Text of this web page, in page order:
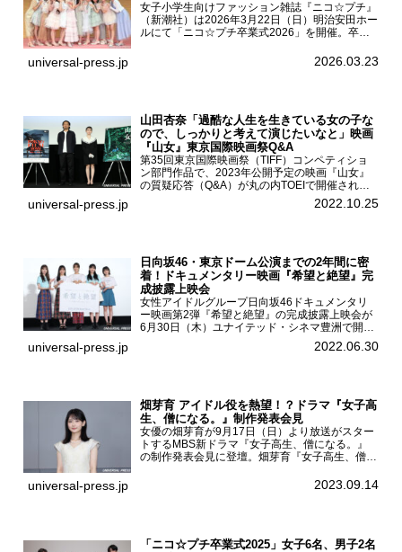
女子小学生向けファッション雑誌『ニコ☆プチ』
（新潮社）は2026年3月22日（日）明治安田ホー
ルにて「ニコ☆プチ卒業式2026」を開催。卒業
ん、末永ひなた、高梨琴乃、土井ありさ、藤田蒼
universal-press.jp 2026.03.23
山田杏奈「過酷な人生を生きている女の子な
ので、しっかりと考えて演じたいなと」映画
『山女』東京国際映画祭Q&A
第35回東京国際映画祭（TIFF）コンペティショ
ン部門作品で、2023年公開予定の映画『山女』
の質疑応答（Q&A）が丸の内TOEIで開催され、
主演を務めた女優の山田杏奈、監督の福永壮志が
登壇。本作について語った。映画『山女』第35
universal-press.jp 2022.10.25
日向坂46・東京ドーム公演までの2年間に密
着！ドキュメンタリー映画『希望と絶望』完
成披露上映会
女性アイドルグループ日向坂46ドキュメンタリ
ー映画第2弾『希望と絶望』の完成披露上映会が
6月30日（木）ユナイテッド・シネマ豊洲で開催
され、日向坂46メンバーの加藤史帆、齊藤京
子、佐々木久美、富田鈴花、松田好花の5人が登
universal-press.jp 2022.06.30
畑芽育 アイドル役を熱望！？ドラマ『女子高
生、僧になる。』制作発表会見
女優の畑芽育が9月17日（日）より放送がスター
トするMBS新ドラマ『女子高生、僧になる。』
の制作発表会見に登壇。畑芽育『女子高生、僧に
ーについて「下白石麦は頭にビックリマークと、
universal-press.jp 2023.09.14
「ニコ☆プチ卒業式2025」女子6名、男子2名